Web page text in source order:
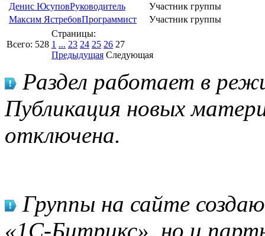
Денис ЮсуповРуководитель
Участник группы
Максим ЯстребовПрограммист Участник группы
Всего: 528
Страницы:
1 ... 23 24 25 26 27
Предыдущая Следующая
Раздел работает в
Публикация новых
отключена.
Группы на сайте
«1С-Битрикс», но и